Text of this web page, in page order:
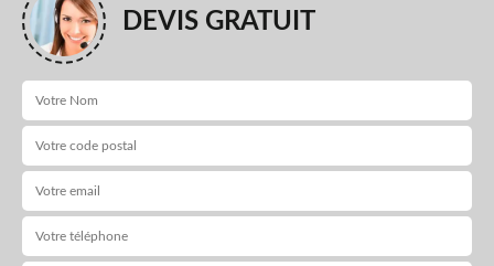
DEVIS GRATUIT